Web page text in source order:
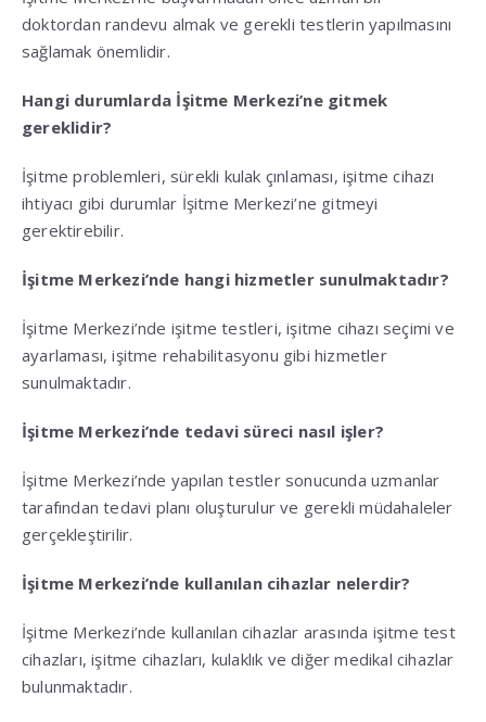
doktordan randevu almak ve gerekli testlerin yapılmasını
sağlamak önemlidir.
Hangi durumlarda İşitme Merkezi’ne gitmek
gereklidir?
İşitme problemleri, sürekli kulak çınlaması, işitme cihazı
ihtiyacı gibi durumlar İşitme Merkezi’ne gitmeyi
gerektirebilir.
İşitme Merkezi’nde hangi hizmetler sunulmaktadır?
İşitme Merkezi’nde işitme testleri, işitme cihazı seçimi ve
ayarlaması, işitme rehabilitasyonu gibi hizmetler
sunulmaktadır.
İşitme Merkezi’nde tedavi süreci nasıl işler?
İşitme Merkezi’nde yapılan testler sonucunda uzmanlar
tarafından tedavi planı oluşturulur ve gerekli müdahaleler
gerçekleştirilir.
İşitme Merkezi’nde kullanılan cihazlar nelerdir?
İşitme Merkezi’nde kullanılan cihazlar arasında işitme test
cihazları, işitme cihazları, kulaklık ve diğer medikal cihazlar
bulunmaktadır.